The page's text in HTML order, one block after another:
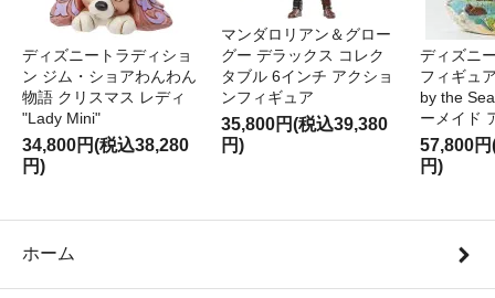
ディズニートラディショ
ン ジム・ショアわんわん
物語 クリスマス レディ
"Lady Mini"
34,800円(税込38,280
円)
マンダロリアン＆グロー
グー デラックス コレク
タブル 6インチ アクショ
ンフィギュア
35,800円(税込39,380
円)
ディズニ
フィギュ
by the
ーメイド
57,800
円)
ホーム